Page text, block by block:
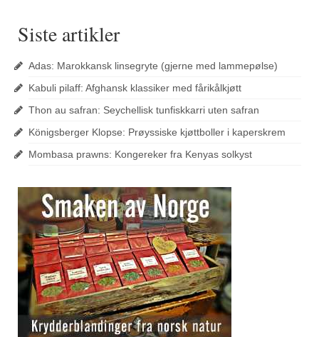
Siste artikler
Adas: Marokkansk linsegryte (gjerne med lammepølse)
Kabuli pilaff: Afghansk klassiker med fårikålkjøtt
Thon au safran: Seychellisk tunfiskkarri uten safran
Königsberger Klopse: Prøyssiske kjøttboller i kaperskrem
Mombasa prawns: Kongereker fra Kenyas solkyst